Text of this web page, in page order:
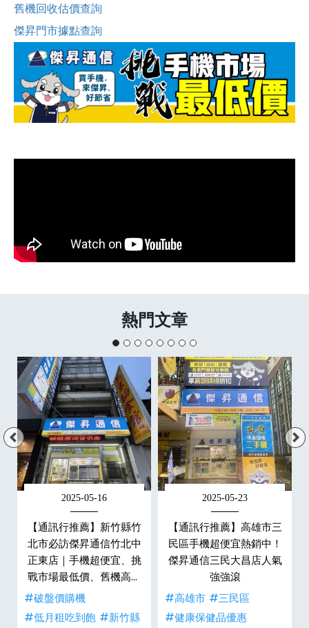
舊機回收估價查詢
傑昇門市據點查詢
熱門文章
2025-05-16
【通訊行推薦】新竹縣竹
北市必訪傑昇通信竹北中
正東店｜手機超便宜、挑
戰市場最低價、舊機高價
現金回收
#破盤價購機
#低月租吃到飽 #新竹縣
2025-05-23
【通訊行推薦】高雄市三
民區手機超便宜熱銷中！
傑昇通信三民大昌店人氣
強強滾
#高雄市 #三民區
#健康保健品優惠